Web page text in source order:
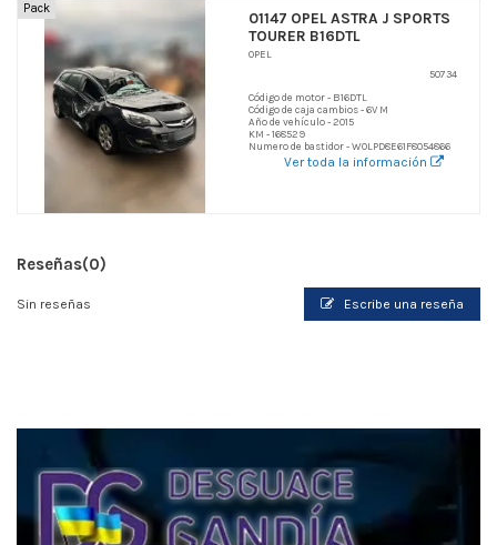
Pack
01147 OPEL ASTRA J SPORTS
TOURER B16DTL
OPEL
50734
Código de motor - B16DTL
Código de caja cambios - 6V M
Año de vehículo - 2015
KM - 168529
Numero de bastidor - W0LPD8E61F8054866
Ver toda la información
Reseñas(0)
Sin reseñas Escribe una reseña